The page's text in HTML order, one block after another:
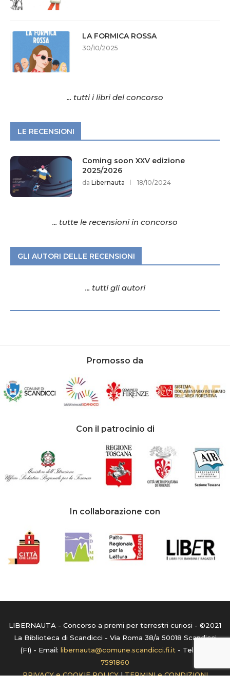
LA FORMICA ROSSA
30/10/2025
... tutti i libri del concorso
LE RECENSIONI
Coming soon XXV edizione
2025/2026
da Libernauta 18/10/2024
... tutte le recensioni in concorso
GLI AUTORI DELLE RECENSIONI
... tutti gli autori
Promosso da
Con il patrocinio di
In collaborazione con
LIBERNAUTA - Concorso a premi per terrestri curiosi - ©2021
La Biblioteca di Scandicci - Via Roma 38/a 50018 Scandicci
(FI) - Email: libernauta@comune.scandicci.fi.it - Tel:
7591860
PRIVACY e COOKIE POLICY|TERMINI e CONDIZIONI